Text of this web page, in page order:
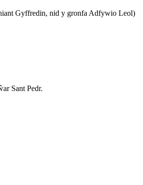
Gyffredin, nid y gronfa Adfywio Leol)
Sant Pedr.